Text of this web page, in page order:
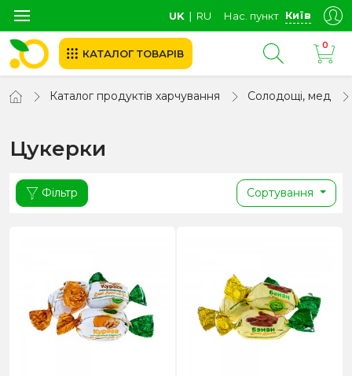
UK ∣ RU Нас. пункт Київ
КАТАЛОГ ТОВАРІВ
0
Каталог продуктів харчування Солодощі, мед
Цукерки
Фільтр Сортування